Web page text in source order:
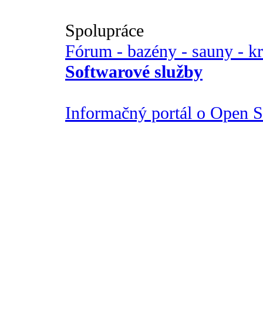
Spolupráce
Fórum - bazény - sauny -
Softwarové služby
Informačný portál o Open